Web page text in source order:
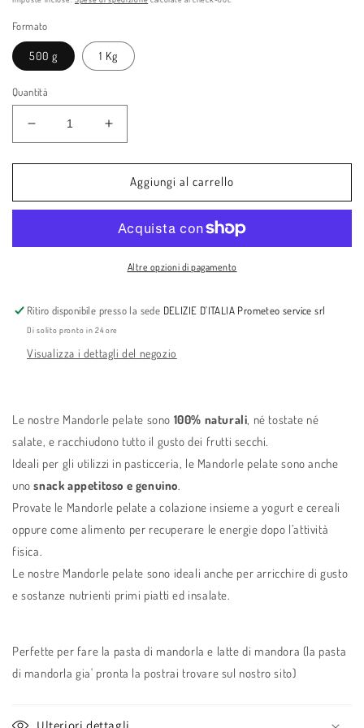
Formato
500 g 1 Kg
Quantità
Diminuisci
quantità
per
Locali
Aumenta
quantità
per
Mandorle
Locali
Aggiungi al carrello
Altre opzioni di pagamento
Ritiro disponibile presso la sede DELIZIE D'ITALIA Prometeo service srl
Di solito pronto in 24 ore
Visualizza i dettagli del negozio
Le nostre Mandorle pelate sono 100% naturali, né tostate né
salate, e racchiudono tutto il gusto dei frutti secchi.
Ideali per gli utilizzi in pasticceria, le Mandorle pelate sono anche
unosnack appetitoso e genuino.
Provate le Mandorle pelate a colazione insieme a yogurt e cereali
oppure come alimento per recuperare le energie dopo l’attività
fisica.
Le nostre Mandorle pelate sono ideali anche per arricchire di gusto
e sostanze nutrienti primi piatti ed insalate.
Perfette per fare la pasta di mandorla e latte di mandora (la pasta
di mandorla gia' pronta la postrai trovare sul nostro sito)
Ulteriori dettagli